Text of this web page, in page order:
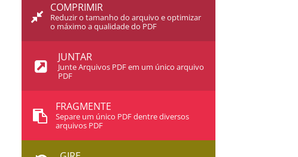
COMPRIMIR
Reduzir o tamanho do arquivo e optimizar
o máximo a qualidade do PDF
JUNTAR
Junte Arquivos PDF em um único arquivo
PDF
FRAGMENTE
Separe um único PDF dentre diversos
arquivos PDF